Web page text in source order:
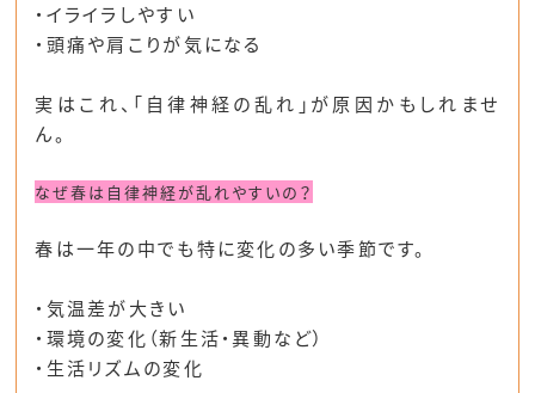
・イライラしやすい
・頭痛や肩こりが気になる
実はこれ、「自律神経の乱れ」が原因かもしれませ
ん。
なぜ春は自律神経が乱れやすいの？
春は一年の中でも特に変化の多い季節です。
・気温差が大きい
・環境の変化（新生活・異動など）
・生活リズムの変化